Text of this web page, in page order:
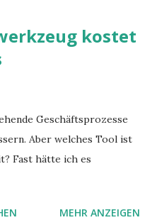
kostet
Geschäftsprozesse
Aber welches Tool ist
Fast hätte ich es
MEHR ANZEIGEN